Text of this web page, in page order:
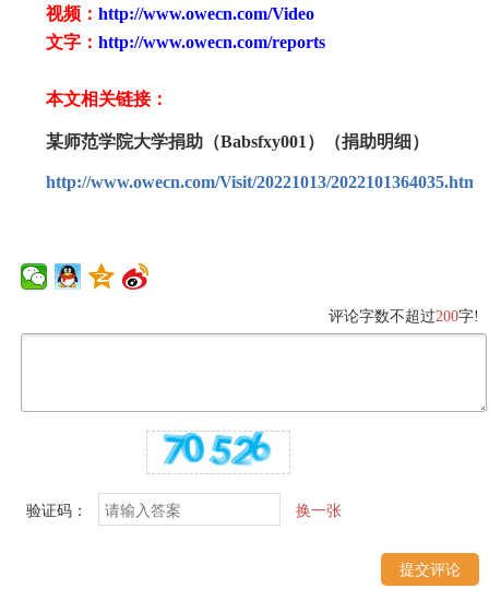
视频： http://www.owecn.com/Video
文字： http://www.owecn.com/reports
本文相关链接：
某师范学院大学捐助（Babsfxy001）（捐助明细）
http://www.owecn.com/Visit/20221013/2022101364035.html
评论字数不超过200字!
验证码： 换一张